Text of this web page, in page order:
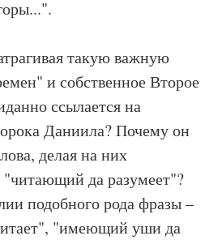
такую важную
и собственное Второе
ссылается на
Даниила? Почему он
делая на них
да разумеет"?
подобного рода фразы –
"имеющий уши да